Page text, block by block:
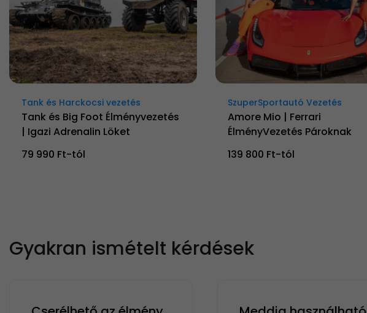
Tank és Harckocsi vezetés
Tank és Big Foot Élményvezetés
| Igazi Adrenalin Löket
79 990 Ft-tól
SzuperSportautó Vezetés
Amore Mio | Ferrari
ÉlményVezetés Pároknak
139 800 Ft-tól
Gyakran ismételt kérdések